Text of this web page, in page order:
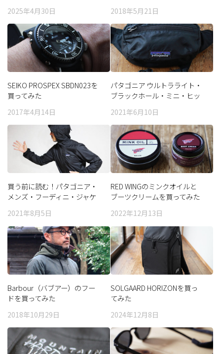
2025年4月30日 2018年5月21日
SEIKO PROSPEX SBDN023を
買ってみた
2017年4月14日
パタゴニア ウルトラライト・
ブラックホール・ミニ・ヒッ
2021年6月10日
買う前に読む！パタゴニア・
メンズ・フーディニ・ジャケ
2021年8月5日
RED WINGのミンクオイルと
ブーツクリームを買ってみた
2022年12月13日
Barbour（バブアー）のフー
ドを買ってみた
2018年10月29日
SOLGAARD HORIZONを買っ
てみた
2024年12月8日